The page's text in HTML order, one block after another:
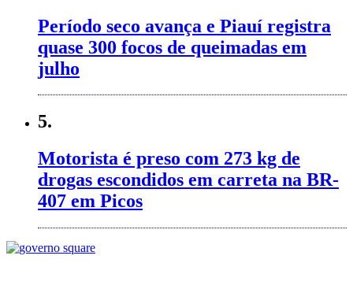
Período seco avança e Piauí registra
quase 300 focos de queimadas em
julho
5.
Motorista é preso com 273 kg de
drogas escondidos em carreta na BR-
407 em Picos